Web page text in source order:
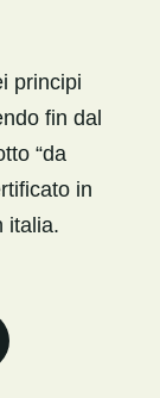
principi
fin dal
“da
in
italia.